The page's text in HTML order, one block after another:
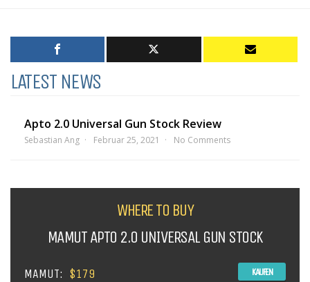
LATEST NEWS
Apto 2.0 Universal Gun Stock Review
Sebastian Ang Februar 25, 2021 No Comments
WHERE TO BUY
MAMUT APTO 2.0 UNIVERSAL GUN STOCK
MAMUT: $179 KAUFEN